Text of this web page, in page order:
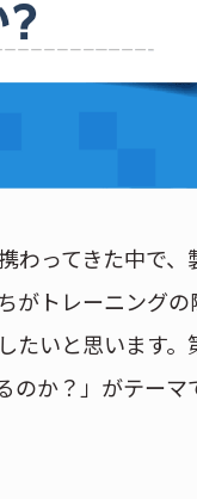
わってきた中で、
がトレーニングの
たいと思います。
のか？」がテーマ